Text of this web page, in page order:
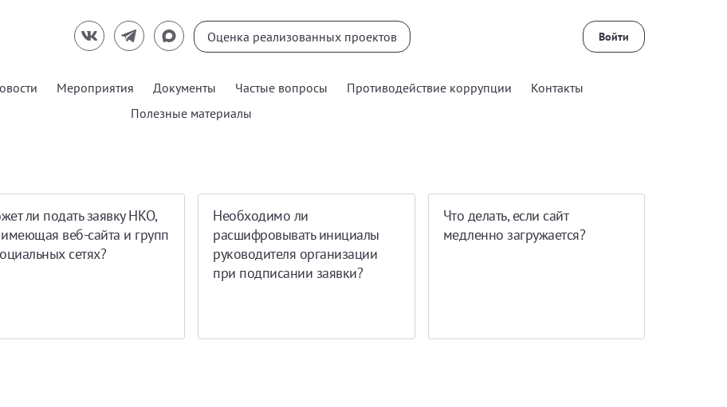
Войти
Мероприятия Документы Частые вопросы Противодействие коррупции
Контакты
Полезные материалы
ли подать заявку НКО,
веб-сайта и групп
сетях?
Необходимо ли
расшифровывать инициалы
руководителя организации
при подписании заявки?
Что делать, если сайт
медленно загружается?